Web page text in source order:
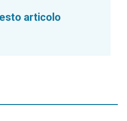
articolo